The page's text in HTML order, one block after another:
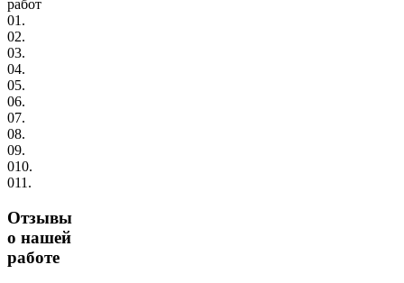
работ
01.
02.
03.
04.
05.
06.
07.
08.
09.
010.
011.
Отзывы
о нашей
работе